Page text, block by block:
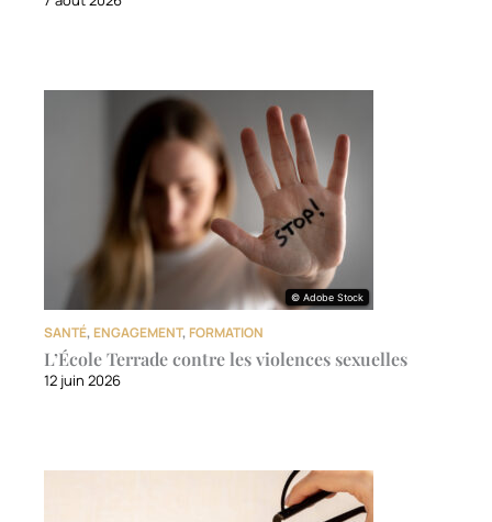
© Adobe Stock
© Adobe Stock
SANTÉ, ENGAGEMENT, FORMATION
L’École Terrade contre les violences sexuelles
12 juin 2026